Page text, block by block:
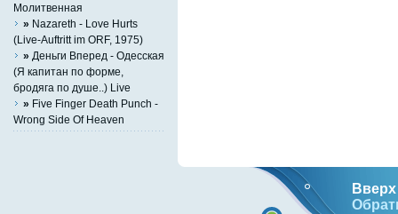
Молитвенная
» Nazareth - Love Hurts
(Live-Auftritt im ORF, 1975)
» Деньги Вперед - Одесская
(Я капитан по форме,
бродяга по душе..) Live
» Five Finger Death Punch -
Wrong Side Of Heaven
Вверх